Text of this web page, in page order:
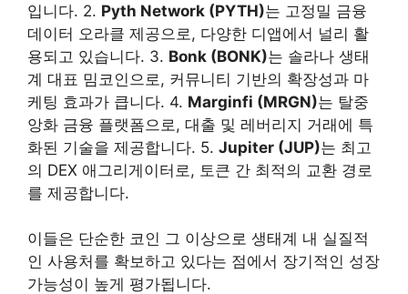
입니다. 2. Pyth Network (PYTH)는 고정밀 금융
데이터 오라클 제공으로, 다양한 디앱에서 널리 활
용되고 있습니다. 3. Bonk (BONK)는 솔라나 생태
계 대표 밈코인으로, 커뮤니티 기반의 확장성과 마
케팅 효과가 큽니다. 4. Marginfi (MRGN)는 탈중
앙화 금융 플랫폼으로, 대출 및 레버리지 거래에 특
화된 기술을 제공합니다. 5. Jupiter (JUP)는 최고
의 DEX 애그리게이터로, 토큰 간 최적의 교환 경로
를 제공합니다.
이들은 단순한 코인 그 이상으로 생태계 내 실질적
인 사용처를 확보하고 있다는 점에서 장기적인 성장
가능성이 높게 평가됩니다.